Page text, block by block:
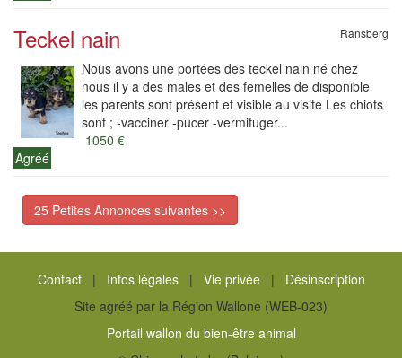
Teckel nain Ransberg
Nous avons une portées des teckel nain né chez
nous il y a des males et des femelles de disponible
les parents sont présent et visible au visite Les chiots
sont ; -vacciner -pucer -vermifuger...
1050 €
Agréé
25 Petites Annonces suivantes >>
Contact| Infos légales| Vie privée| Désinscription
Site agréé par la Région Wallone (WEB-023)
Portail wallon du bien-être animal